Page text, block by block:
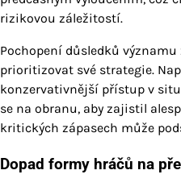
rizikovou záležitostí.
Pochopení důsledků
prioritizovat své strategie.
konzervativnější přístup v
se na obranu, aby zajistil
kritických zápasech může
Dopad formy hráčů na